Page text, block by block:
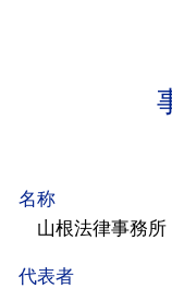
名称
山根法律事務所
代表者